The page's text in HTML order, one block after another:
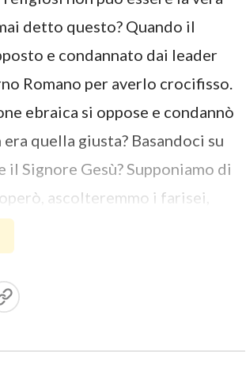
detto questo? Quando il
e condannato dai leader
Romano per averlo crocifisso.
ebraica si oppose e condannò
quella giusta? Basandoci su
Signore Gesù? Supponiamo di
ascolteremmo i farisei,
Quando consideriamo se
qualcosa ha il lavoro dello
che essa sia riconosciuta
in linea con la verità?